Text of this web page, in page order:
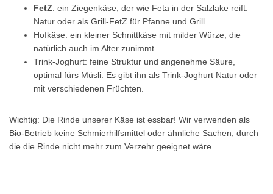
FetZ: ein Ziegenkäse, der wie Feta in der Salzlake reift.
Natur oder als Grill-FetZ für Pfanne und Grill
Hofkäse: ein kleiner Schnittkäse mit milder Würze, die
natürlich auch im Alter zunimmt.
Trink-Joghurt: feine Struktur und angenehme Säure,
optimal fürs Müsli. Es gibt ihn als Trink-Joghurt Natur oder
mit verschiedenen Früchten.
Wichtig: Die Rinde unserer Käse ist essbar! Wir verwenden als
Bio-Betrieb keine Schmierhilfsmittel oder ähnliche Sachen, durch
die die Rinde nicht mehr zum Verzehr geeignet wäre.